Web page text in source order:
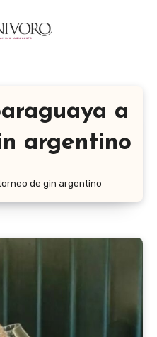
a
argentino
de gin argentino